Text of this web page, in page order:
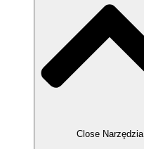
Close Narzędzia